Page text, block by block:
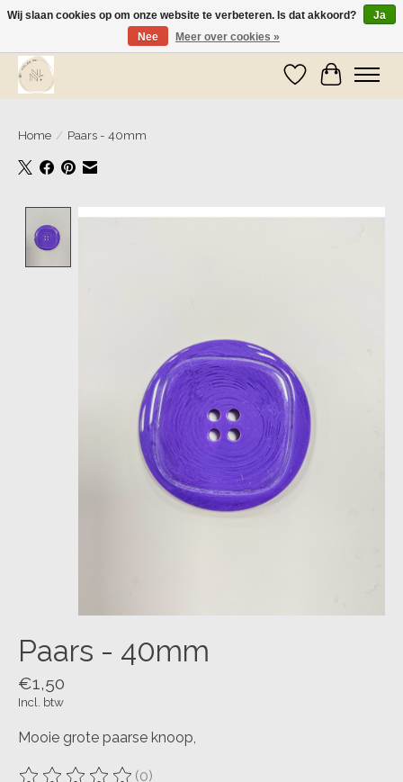
Wij zijn op vakantie! Vanaf zaterdag 9 mei worden er weer pakketjes verzonden
Verlanglijst
Home / Paars - 40mm
Product image slideshow Items
Paars - 40mm
€1,50
Incl. btw
Mooie grote paarse knoop,
(0)
Wij slaan cookies op om onze website te verbeteren. Is dat akkoord?
Ja
Nee
Meer over cookies »